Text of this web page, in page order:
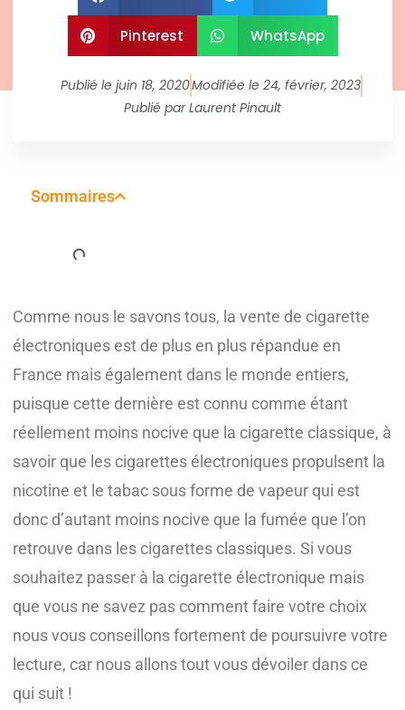
Pinterest WhatsApp
Publié le juin 18, 2020Modifiée le 24, février, 2023
Publié parLaurent Pinault
Sommaires
Comme nous le savons tous, la vente de cigarette
électroniques est de plus en plus répandue en
France mais également dans le monde entiers,
puisque cette dernière est connu comme étant
réellement moins nocive que la cigarette classique, à
savoir que les cigarettes électroniques propulsent la
nicotine et le tabac sous forme de vapeur qui est
donc d’autant moins nocive que la fumée que l’on
retrouve dans les cigarettes classiques. Si vous
souhaitez passer à la cigarette électronique mais
que vous ne savez pas comment faire votre choix
nous vous conseillons fortement de poursuivre votre
lecture, car nous allons tout vous dévoiler dans ce
qui suit !